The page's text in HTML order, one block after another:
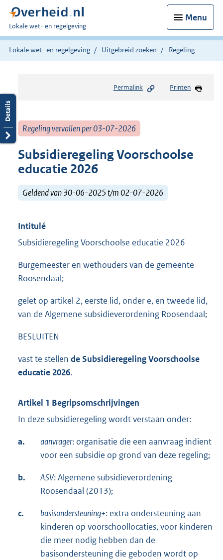
Menu
U
bent
hier:
Lokale wet- en regelgeving
Lokale wet- en regelgeving Uitgebreid zoeken Regeling
Permalink Printen
Regeling vervallen per 03-07-2026
Subsidieregeling Voorschoolse
educatie 2026
Geldend van 30-06-2025 t/m 02-07-2026
Intitulé
Subsidieregeling Voorschoolse educatie 2026
Burgemeester en wethouders van de gemeente
Roosendaal;
gelet op artikel 2, eerste lid, onder e, en tweede lid,
van de Algemene subsidieverordening Roosendaal;
BESLUITEN
vast te stellen de Subsidieregeling Voorschoolse
educatie 2026.
Artikel 1 Begripsomschrijvingen
In deze subsidieregeling wordt verstaan onder:
a. aanvrager: organisatie die een aanvraag indient
voor een subsidie op grond van deze regeling;
b. ASV: Algemene subsidieverordening
Roosendaal (2013);
c. basisondersteuning+: extra ondersteuning aan
kinderen op voorschoollocaties, voor kinderen
die meer nodig hebben dan de
basisondersteuning die geboden wordt op